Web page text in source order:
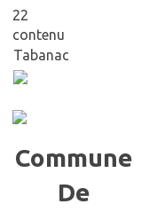
22
contenu
Tabanac
Commune
De